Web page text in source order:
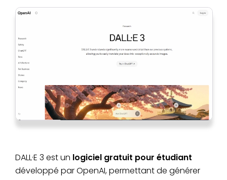
DALL·E 3 est un logiciel gratuit pour étudiant
développé par OpenAI, permettant de générer